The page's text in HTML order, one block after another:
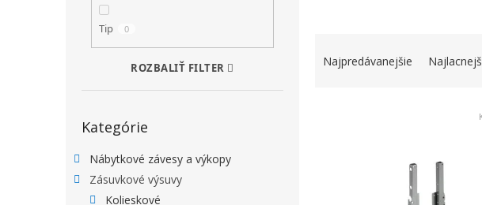
Tip 0
ROZBALIŤ FILTER
Kategórie
Nábytkové závesy a výkopy
Zásuvkové výsuvy
Kolieskové
Najpredávanejšie